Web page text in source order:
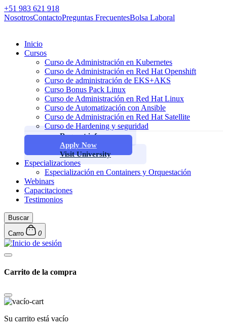
+51 983 621 918
NosotrosContactoPreguntas FrecuentesBolsa Laboral
Inicio
Cursos
Curso de Administración en Kubernetes
Curso de Administración en Red Hat Openshift
Curso de administración de EKS+AKS
Curso Bonus Pack Linux
Curso de Administración en Red Hat Linux
Curso de Automatización con Ansible
Curso de Administración en Red Hat Satellite
Curso de Hardening y seguridad
Request info
Apply Now
Visit University
Especializaciones
Especialización en Containers y Orquestación
Webinars
Capacitaciones
Testimonios
Buscar
Carro 0
Carrito de la compra
Su carrito está vacío